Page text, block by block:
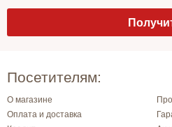
Посетителям:
О магазине
Оплата и доставка